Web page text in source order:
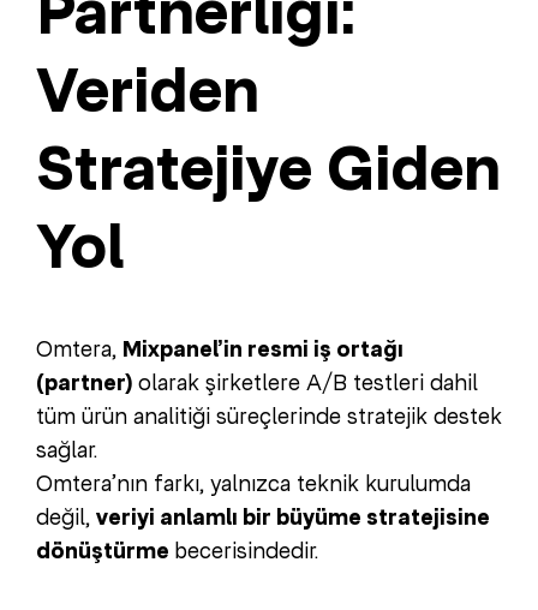
Veriden
Stratejiye Giden
Yol
Omtera, Mixpanel’in resmi iş ortağı
(partner) olarak şirketlere A/B testleri dahil
tüm ürün analitiği süreçlerinde stratejik destek
sağlar.
Omtera’nın farkı, yalnızca teknik kurulumda
değil, veriyi anlamlı bir büyüme stratejisine
dönüştürme becerisindedir.